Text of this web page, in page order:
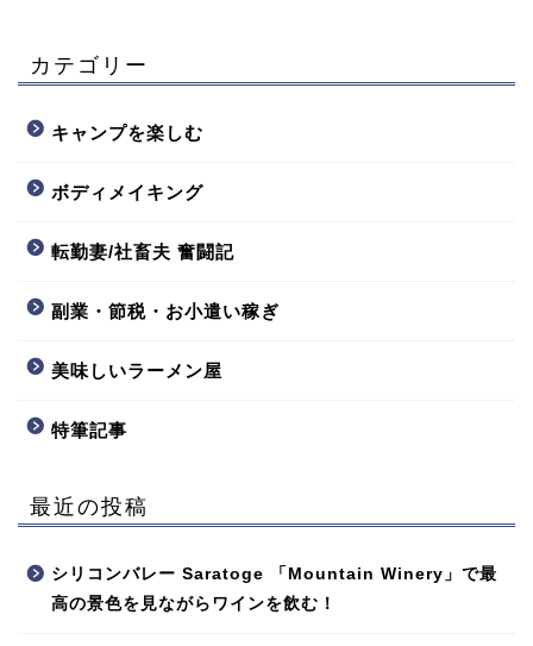
カテゴリー
キャンプを楽しむ
ボディメイキング
転勤妻/社畜夫 奮闘記
副業・節税・お小遣い稼ぎ
美味しいラーメン屋
特筆記事
最近の投稿
シリコンバレー Saratoge 「Mountain Winery」で最
高の景色を見ながらワインを飲む！